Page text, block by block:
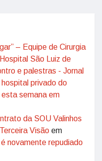
– Equipe de Cirurgia
São Luiz de
e palestras - Jornal
hospital privado do
semana em
da SOU Valinhos
Visão em
novamente repudiado